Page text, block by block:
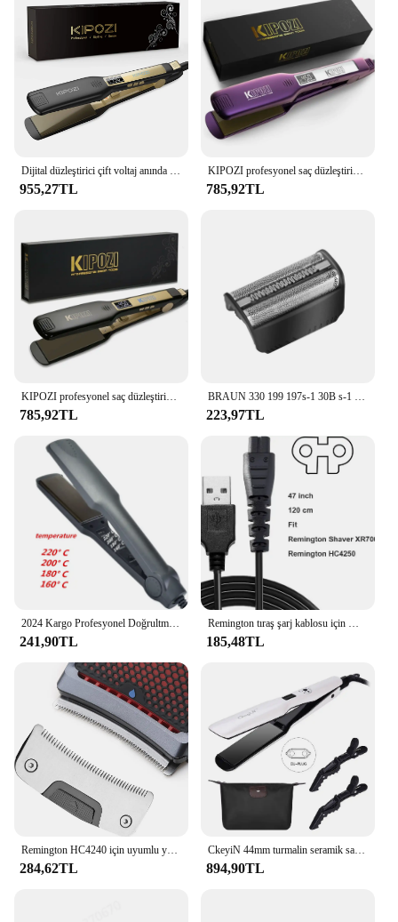
resistant glove to protect your hands and a styling
brush to help detangle and style your hair. This set
is not only functional but also offers great value for
money, making it an ideal choice for wholesale
vendors and suppliers looking to provide their
customers with a complete styling solution. The
Remington SAÇ DÜZLEŞTİRICI 9895 is the perfect
addition to any beauty retailer's inventory,
of hair styling needs.
955,27TL
KIPOZI profesyonel saç düzleştirici titanyum düzleştirici dijital LCD ekran çift voltaj anında isıtma bukle makinesi
785,92TL
KIPOZI profesyonel saç düzleştirici ve bukle makinesi dijital LCD ekran titanyum düz çift hızlı ısıtma şekillendirici aracı
785,92TL
BRAUN 330 199 197s-1 30B s-1 için yedek tıraş makinesi folyo 30B 4845 4745 5743 7516 7475 7493 7763 7783
223,97TL
2024 Kargo Profesyonel Doğrultma Ütüler Elektrikli Saç Düzleştirici Düzleştirici Hızlı Isınma Şekillendirici Araçları
241,90TL
Remington tıraş şarj kablosu için WAHFOX şarj kablosu Remington XR7000 HC4250 şarj kablosu için USB kablosu güç kablosu
185,48TL
Remington HC4240 için uyumlu yedek bıçak, erkekler için HC4250 saç makasları kısayol Pro düzeltici kendinden kesimi kiti
284,62TL
CkeyiN 44mm turmalin seramik saç düzleştirici LCD ekran hızlı isıtma düz demir ayarlanabilir sıcaklık düzleştirme demir
894,90TL